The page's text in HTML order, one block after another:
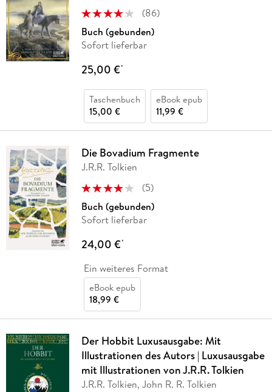
(86)
Buch (gebunden)
Sofort lieferbar
25,00 €*
Taschenbuch
15,00 €
eBook epub
11,99 €
Die Bovadium Fragmente
J.R.R. Tolkien
(5)
Buch (gebunden)
Sofort lieferbar
24,00 €*
Ein weiteres Format
eBook epub
18,99 €
Der Hobbit Luxusausgabe: Mit
Illustrationen des Autors | Luxusausgabe
mit Illustrationen von J.R.R. Tolkien
J.R.R. Tolkien, John R. R. Tolkien